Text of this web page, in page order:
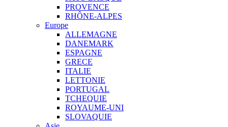
PROVENCE
RHÔNE-ALPES
Europe
ALLEMAGNE
DANEMARK
ESPAGNE
GRECE
ITALIE
LETTONIE
PORTUGAL
TCHEQUIE
ROYAUME-UNI
SLOVAQUIE